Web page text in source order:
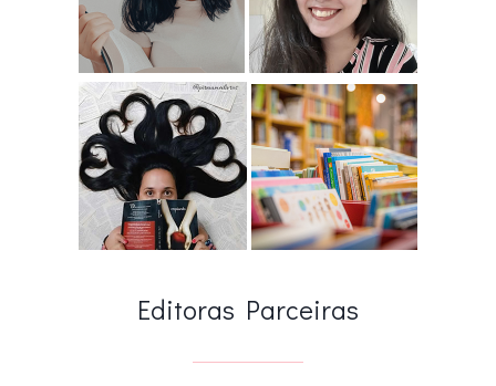
Editoras Parceiras